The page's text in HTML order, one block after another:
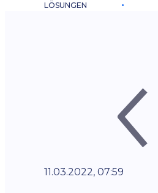
LÖSUNGEN
11.03.2022, 07:59